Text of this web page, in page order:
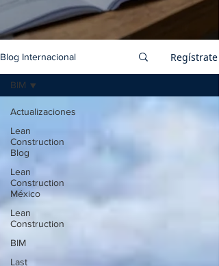
Blog Internacional Regístrate
Actualizaciones
Lean
Construction
Blog
Lean
Construction
México
Lean
Construction
BIM
Last
BIM